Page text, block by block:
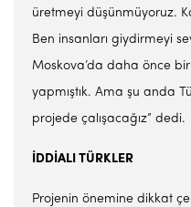
üretmeyi düşünmüyoruz.
Ben insanları giydirmeyi
Moskova’da daha önce
yapmıştık. Ama şu anda
projede çalışacağız” dedi.
İDDİALI TÜRKLER
Projenin önemine dikkat